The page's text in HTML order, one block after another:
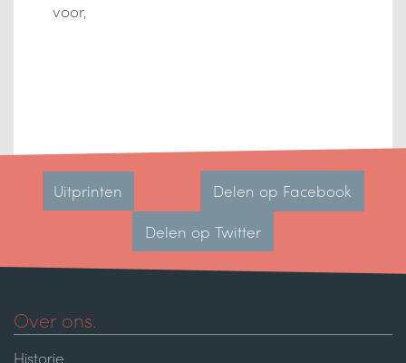
voor
Uitprinten
Delen op Facebook
Delen op Twitter
Over ons.
Historie